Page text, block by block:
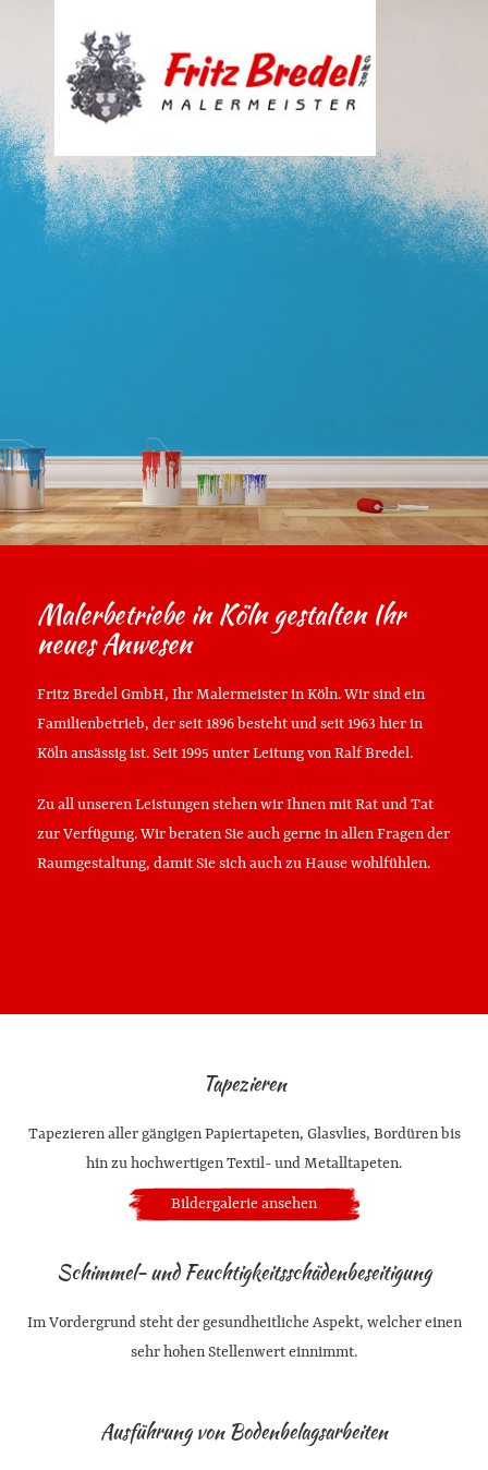
Malerbetriebe in Köln gestalten Ihr
neues Anwesen
Fritz Bredel GmbH, Ihr Malermeister in Köln. Wir sind ein
Familienbetrieb, der seit 1896 besteht und seit 1963 hier in
Köln ansässig ist. Seit 1995 unter Leitung von Ralf Bredel.
Zu all unseren Leistungen stehen wir Ihnen mit Rat und Tat
zur Verfügung. Wir beraten Sie auch gerne in allen Fragen der
Raumgestaltung, damit Sie sich auch zu Hause wohlfühlen.
Tapezieren
Tapezieren aller gängigen Papiertapeten, Glasvlies, Bordüren bis
hin zu hochwertigen Textil- und Metalltapeten.
Bildergalerie ansehen
Schimmel- und Feuchtigkeitsschädenbeseitigung
Im Vordergrund steht der gesundheitliche Aspekt, welcher einen
sehr hohen Stellenwert einnimmt.
Ausführung von Bodenbelagsarbeiten